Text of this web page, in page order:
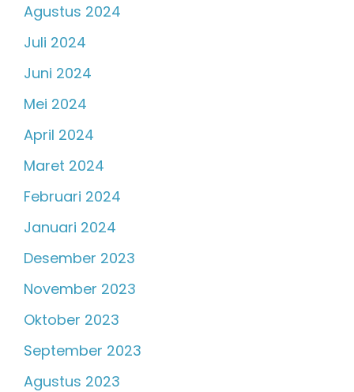
Agustus 2024
Juli 2024
Juni 2024
Mei 2024
April 2024
Maret 2024
Februari 2024
Januari 2024
Desember 2023
November 2023
Oktober 2023
September 2023
Agustus 2023